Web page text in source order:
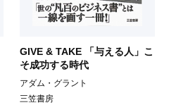
GIVE & TAKE 「与える人」こ
そ成功する時代
アダム・グラント
三笠書房